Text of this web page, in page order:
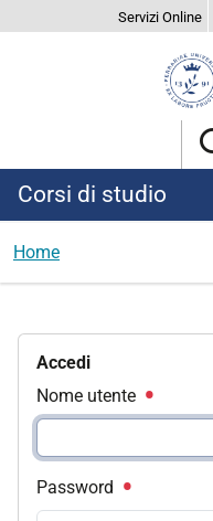
Servizi Online
Corsi di studio
Home
Accedi
Nome utente
Password